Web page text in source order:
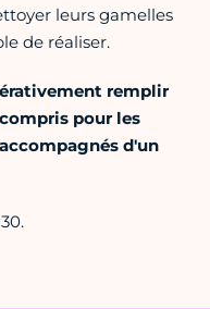
leurs gamelles
de réaliser.
remplir
pour les
d'un